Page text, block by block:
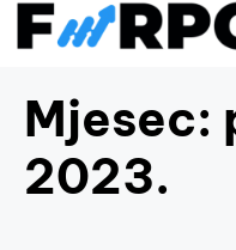
Mjesec:
2023.